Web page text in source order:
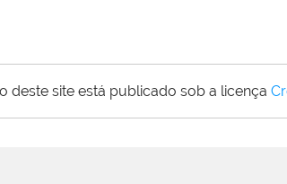
deste site está publicado sob a licença